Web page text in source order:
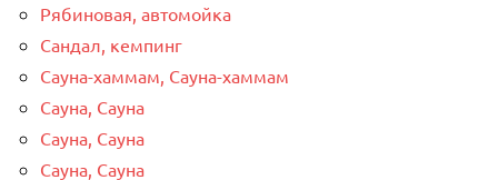
Рябиновая, автомойка
Сандал, кемпинг
Сауна-хаммам, Сауна-хаммам
Сауна, Сауна
Сауна, Сауна
Сауна, Сауна